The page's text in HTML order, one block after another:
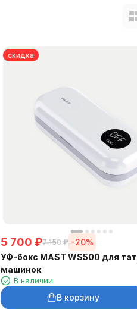
скидка
5 700 ₽7 150 ₽ -20%
УФ-бокс MAST WS500 для
машинок
В наличии
В корзину